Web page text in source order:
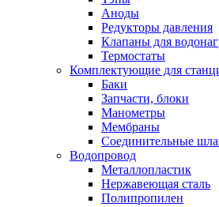
Аноды
Редукторы давления
Клапаны для
Термостаты
Комплектующие для
Баки
Запчасти, блоки
Манометры
Мембраны
Соединительные
Водопровод
Металлопластик
Нержавеющая сталь
Полипропилен